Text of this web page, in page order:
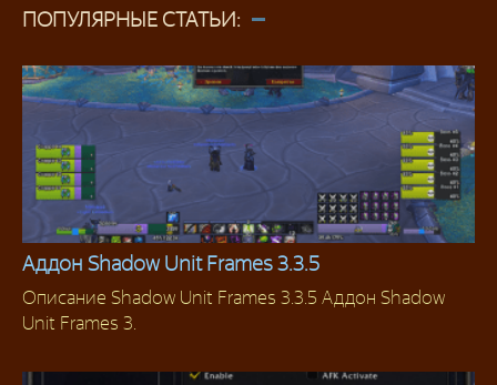
ПОПУЛЯРНЫЕ СТАТЬИ:
Аддоны 3.3.5
Аддон Shadow Unit Frames 3.3.5
Описание Shadow Unit Frames 3.3.5 Аддон Shadow
Unit Frames 3.